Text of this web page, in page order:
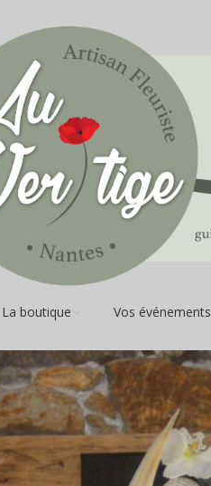
La boutique
Fleurs coupées et
plantes
Bougies et parfums
d’ambiance
Décoration d’interieur
Vos événements
Anniversaire
Naissance
Baptême